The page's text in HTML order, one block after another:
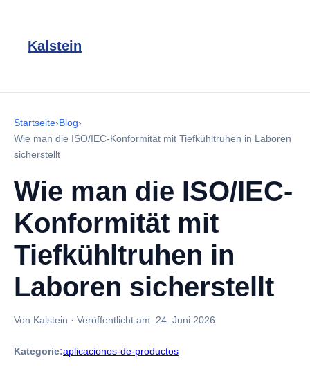
Kalstein
Startseite›Blog›
Wie man die ISO/IEC-Konformität mit Tiefkühltruhen in Laboren
sicherstellt
Wie man die ISO/IEC-
Konformität mit
Tiefkühltruhen in
Laboren sicherstellt
Von Kalstein · Veröffentlicht am: 24. Juni 2026
Kategorie:aplicaciones-de-productos